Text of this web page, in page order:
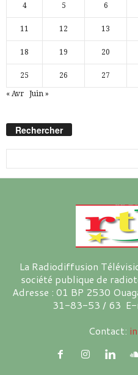
4 5 6
11 12 13
18 19 20
25 26 27
« Avr Juin »
Rechercher
La Radiodiffusion
société publique de
Adresse : 01 BP 2530
31-83-53 / 63
Contact: